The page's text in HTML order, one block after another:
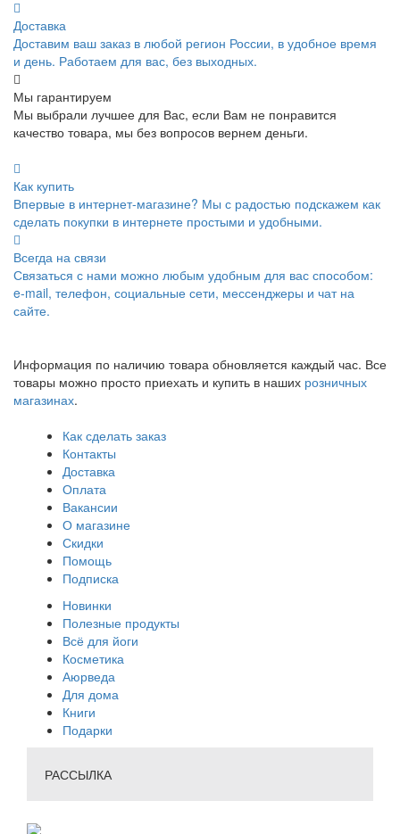
Доставка
Доставим ваш заказ в любой регион России, в удобное время
и день. Работаем для вас, без выходных.
Мы гарантируем
Мы выбрали лучшее для Вас, если Вам не понравится
качество товара, мы без вопросов вернем деньги.
Как купить
Впервые в интернет-магазине? Мы с радостью подскажем как
сделать покупки в интернете простыми и удобными.
Всегда на связи
Связаться с нами можно любым удобным для вас способом:
e-mail, телефон, социальные сети, мессенджеры и чат на
сайте.
Информация по наличию товара обновляется каждый час. Все
товары можно просто приехать и купить в наших розничных
магазинах.
Как сделать заказ
Контакты
Доставка
Оплата
Вакансии
О магазине
Скидки
Помощь
Подписка
Новинки
Полезные продукты
Всё для йоги
Косметика
Аюрведа
Для дома
Книги
Подарки
РАССЫЛКА